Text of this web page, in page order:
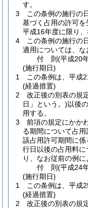
す。
3
この条例の施行の
基づく占用の許可を
平成16年度に限り、
4
この条例の施行の
適用については、な
付 則(平成20
(施行期日)
1
この条例は、平成
(経過措置)
2
改正後の別表の規
日」という。)以後
用する。
3
前項の規定にかか
る期間について占
該占用許可期間に
行日以後の占用料
り、なお従前の例に
付 則(平成24
(施行期日)
1
この条例は、平成
(経過措置)
2
改正後の別表の規